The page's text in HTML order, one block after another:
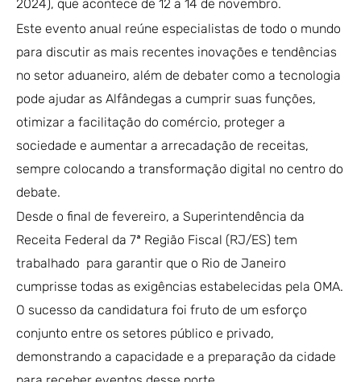
2024), que acontece de 12 a 14 de novembro.
Este evento anual reúne especialistas de todo o mundo
para discutir as mais recentes inovações e tendências
no setor aduaneiro, além de debater como a tecnologia
pode ajudar as Alfândegas a cumprir suas funções,
otimizar a facilitação do comércio, proteger a
sociedade e aumentar a arrecadação de receitas,
sempre colocando a transformação digital no centro do
debate.
Desde o final de fevereiro, a Superintendência da
Receita Federal da 7ª Região Fiscal (RJ/ES) tem
trabalhado para garantir que o Rio de Janeiro
cumprisse todas as exigências estabelecidas pela OMA.
O sucesso da candidatura foi fruto de um esforço
conjunto entre os setores público e privado,
demonstrando a capacidade e a preparação da cidade